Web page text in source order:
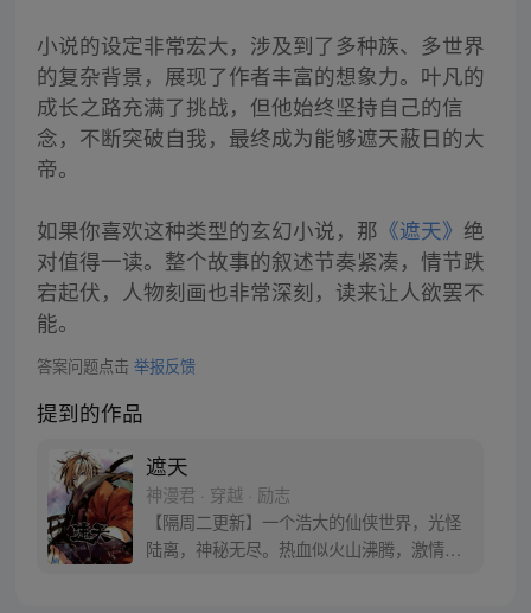
小说的设定非常宏大，涉及到了多种族、多世界
的复杂背景，展现了作者丰富的想象力。叶凡的
成长之路充满了挑战，但他始终坚持自己的信
念，不断突破自我，最终成为能够遮天蔽日的大
帝。
如果你喜欢这种类型的玄幻小说，那 《遮天》 绝
对值得一读。整个故事的叙述节奏紧凑，情节跌
宕起伏，人物刻画也非常深刻，读来让人欲罢不
能。
答案问题点击 举报反馈
提到的作品
遮天
神漫君 · 穿越 · 励志
【隔周二更新】一个浩大的仙侠世界，光怪
陆离，神秘无尽。热血似火山沸腾，激情若